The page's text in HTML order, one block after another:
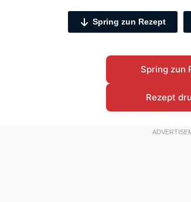
Spring zun Rezept
Spring zun
Rezept